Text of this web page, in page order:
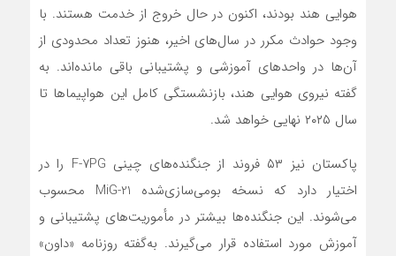
هوایی هند بودند، اکنون در حال خروج از خدمت هستند. با
وجود حوادث مکرر در سال‌های اخیر، هنوز تعداد محدودی از
آن‌ها در واحدهای آموزشی و پشتیبانی باقی مانده‌اند. به
گفته نیروی هوایی هند، بازنشستگی کامل این هواپیماها تا
سال ۲۰۲۵ نهایی خواهد شد.
پاکستان نیز ۵۳ فروند از جنگنده‌های چینی F-7PG را در
اختیار دارد که نسخه بومی‌سازی‌شده MiG-21 محسوب
می‌شوند. این جنگنده‌ها بیشتر در مأموریت‌های پشتیبانی و
آموزش مورد استفاده قرار می‌گیرند. به‌گفته روزنامه «داون»